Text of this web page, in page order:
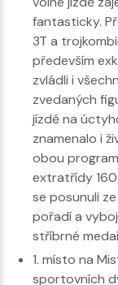
fantasticky.
3T a
především
zvládli i
zvedaných
jízdě na
znamenalo i
obou
extratřídy
se posunuli
pořadí a
stříbrné
1. místo na
sportovních